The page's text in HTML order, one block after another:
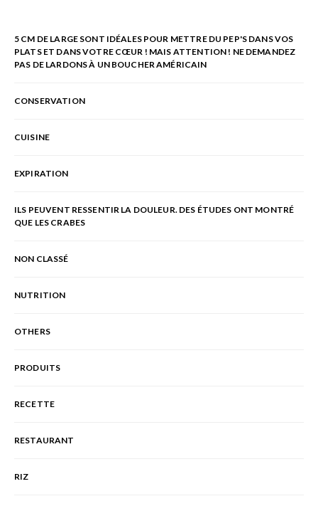
5 CM DE LARGE SONT IDÉALES POUR METTRE DU PEP'S DANS VOS
PLATS ET DANS VOTRE CŒUR ! MAIS ATTENTION ! NE DEMANDEZ
PAS DE LARDONS À UN BOUCHER AMÉRICAIN
CONSERVATION
CUISINE
EXPIRATION
ILS PEUVENT RESSENTIR LA DOULEUR. DES ÉTUDES ONT MONTRÉ
QUE LES CRABES
NON CLASSÉ
NUTRITION
OTHERS
PRODUITS
RECETTE
RESTAURANT
RIZ